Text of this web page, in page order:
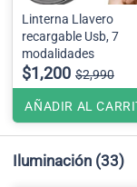
Linterna Llavero
recargable Usb, 7
modalidades
$1,200 $2,990
AÑADIR AL
Iluminación (33)